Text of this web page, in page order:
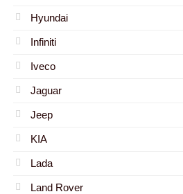
Hyundai
Infiniti
Iveco
Jaguar
Jeep
KIA
Lada
Land Rover